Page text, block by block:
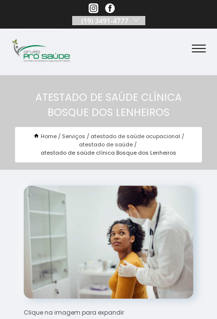
(19) 3491-4777
ATESTADO DE SAÚDE CLÍNICA
BOSQUE DOS LENHEIROS
Home Serviços
atestado de saúde ocupacional
atestado de saúde
atestado de saúde clínica Bosque dos Lenheiros
Clique na imagem para expandir